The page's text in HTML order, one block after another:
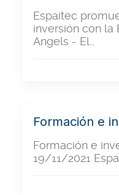
Espaitec
inversión con la
Angels - El…
Formación e
Formación e
19/11/2021